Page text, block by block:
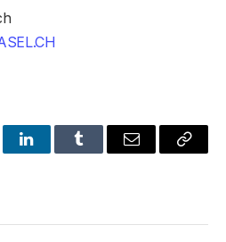
LinkedInTumblr Email
Copy